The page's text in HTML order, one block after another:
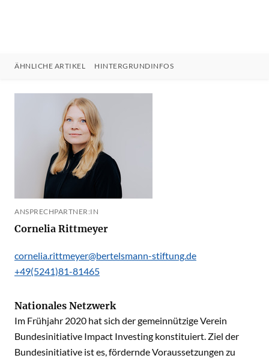
ÄHNLICHE ARTIKEL HINTERGRUNDINFOS
ANSPRECHPARTNER:IN
Cornelia Rittmeyer
cornelia.rittmeyer@bertelsmann-stiftung.de
+49(5241)81-81465
Nationales Netzwerk
Im Frühjahr 2020 hat sich der gemeinnützige Verein
Bundesinitiative Impact Investing konstituiert. Ziel der
Bundesinitiative ist es, fördernde Voraussetzungen zu